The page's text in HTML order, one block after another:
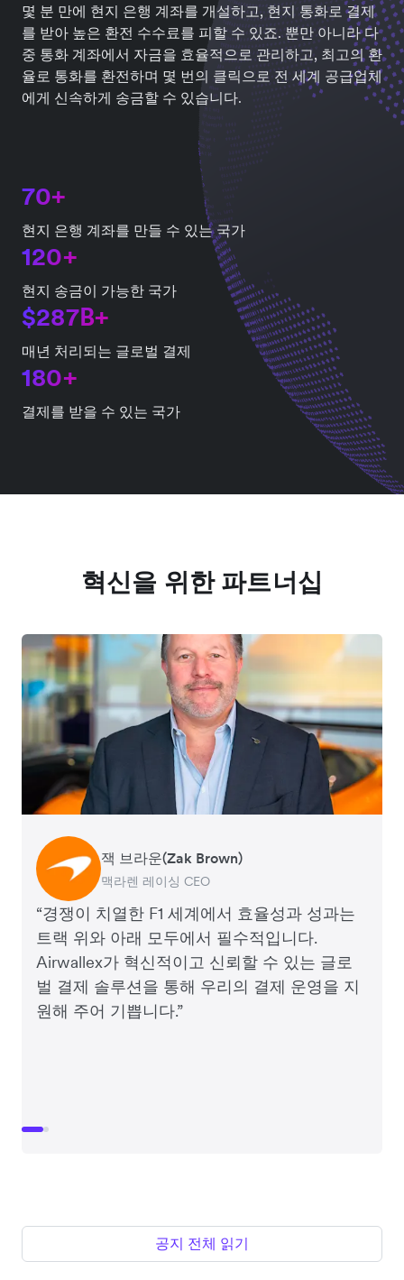
몇 분 만에 현지 은행 계좌를 개설하고, 현지 통화로 결제
를 받아 높은 환전 수수료를 피할 수 있죠. 뿐만 아니라 다
중 통화 계좌에서 자금을 효율적으로 관리하고, 최고의 환
율로 통화를 환전하며 몇 번의 클릭으로 전 세계 공급업체
에게 신속하게 송금할 수 있습니다.
70+
현지 은행 계좌를 만들 수 있는 국가
120+
현지 송금이 가능한 국가
$287B+
매년 처리되는 글로벌 결제
180+
결제를 받을 수 있는 국가
혁신을 위한 파트너십
“경쟁이 치열한 F1 세계에서 효율성과 성과는
트랙 위와 아래 모두에서 필수적입니다.
Airwallex가 혁신적이고 신뢰할 수 있는 글로
벌 결제 솔루션을 통해 우리의 결제 운영을 지
원해 주어 기쁩니다.”
잭 브라운(Zak Brown)
맥라렌 레이싱 CEO
잭 장(Jack Zhang)
Airwallex 창업자 겸 CEO
공지 전체 읽기